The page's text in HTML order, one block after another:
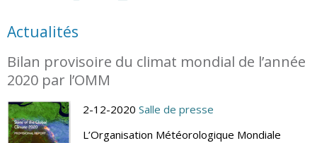
Actualités
Bilan provisoire du climat mondial de l’année
2020 par l’OMM
2-12-2020 Salle de presse
L’Organisation Météorologique Mondiale